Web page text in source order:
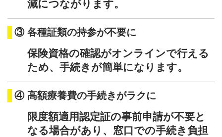
減につながります。
③ 各種証類の持参が不要に
保険資格の確認がオンラインで行える
ため、手続きが簡単になります。
④ 高額療養費の手続きがラクに
限度額適用認定証の事前申請が不要と
なる場合があり、窓口での手続き負担